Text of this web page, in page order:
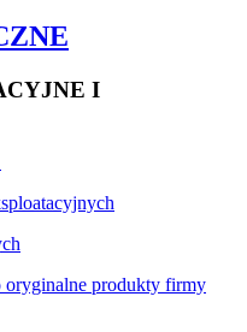
I
oryginalne produkty firmy